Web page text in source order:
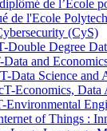
de l’École
de l'Ecole
(CyS)
Degree
and
Data Science and
Economics, Data
of Things :